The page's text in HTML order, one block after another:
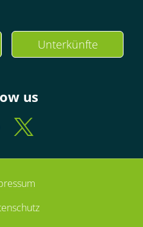
Unterkünfte
us